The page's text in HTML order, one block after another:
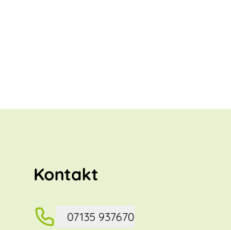
Kontakt
07135 937670